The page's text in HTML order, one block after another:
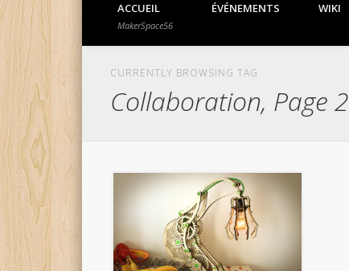
ACCUEIL
MakerSpace56
ÉVÉNEMENTS WIKI
CURRENTLY BROWSING TAG
Collaboration, Page 2